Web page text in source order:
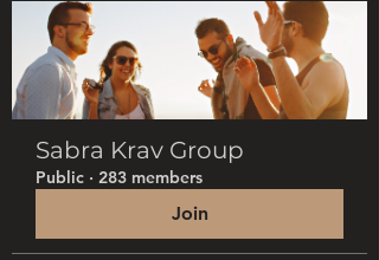
Sabra Krav Group
Public · 283 members
Join